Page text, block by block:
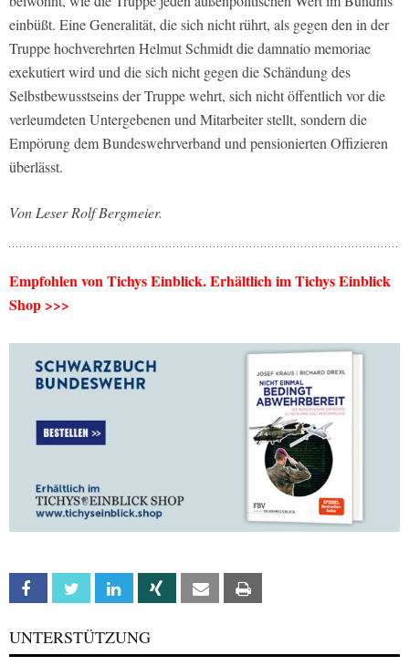
einbüßt. Eine Generalität, die sich nicht rührt, als gegen den in der
Truppe hochverehrten Helmut Schmidt die damnatio memoriae
exekutiert wird und die sich nicht gegen die Schändung des
Selbstbewusstseins der Truppe wehrt, sich nicht öffentlich vor die
verleumdeten Untergebenen und Mitarbeiter stellt, sondern die
Empörung dem Bundeswehrverband und pensionierten Offizieren
überlässt.
Von Leser Rolf Bergmeier.
Empfohlen von Tichys Einblick. Erhältlich im Tichys Einblick
Shop >>>
Facebook Twitter Linkedin Xing Email
UNTERSTÜTZUNG